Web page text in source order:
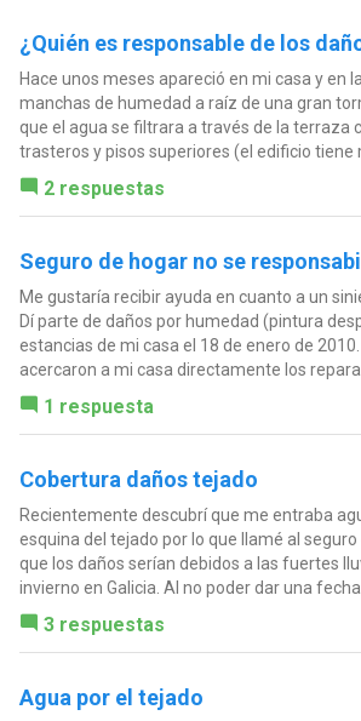
¿Quién es responsable de los
Hace unos meses apareció en mi casa y en
manchas de humedad a raíz de una gran
que el agua se filtrara a través de la terraza
trasteros y pisos superiores (el edificio tiene
2 respuestas
Seguro de hogar no se
Me gustaría recibir ayuda en cuanto a un
Dí parte de daños por humedad (pintura
estancias de mi casa el 18 de enero de
acercaron a mi casa directamente los
1 respuesta
Cobertura daños tejado
Recientemente descubrí que me entraba
esquina del tejado por lo que llamé al
que los daños serían debidos a las fuertes
invierno en Galicia. Al no poder dar una fecha
3 respuestas
Agua por el tejado